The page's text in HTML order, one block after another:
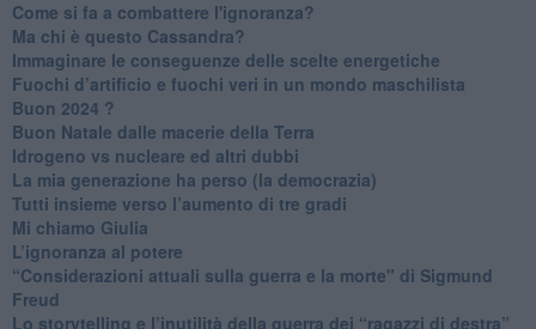
Come si fa a combattere l'ignoranza?
Ma chi è questo Cassandra?
Immaginare le conseguenze delle scelte energetiche
​Fuochi d’artificio e fuochi veri in un mondo maschilista
Buon 2024 ?
​Buon Natale dalle macerie della Terra
​Idrogeno vs nucleare ed altri dubbi
​La mia generazione ha perso (la democrazia)
​Tutti insieme verso l’aumento di tre gradi
Mi chiamo Giulia
L’ignoranza al potere
​“Considerazioni attuali sulla guerra e la morte" di Sigmund
Freud
​Lo storytelling e l’inutilità della guerra dei “ragazzi di destra”